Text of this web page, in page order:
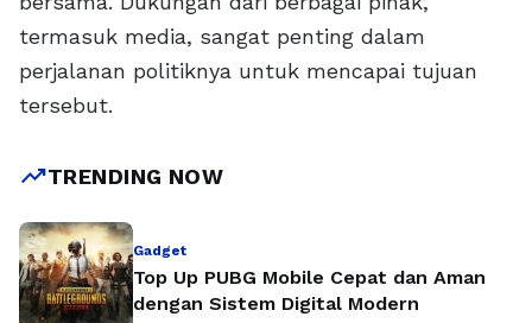
termasuk media, sangat penting dalam
perjalanan politiknya untuk mencapai tujuan
tersebut.
trending_upTRENDING NOW
Gadget
Top Up PUBG Mobile Cepat dan Aman
dengan Sistem Digital Modern